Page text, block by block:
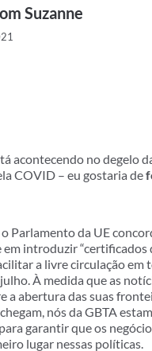
Suzanne
acontecendo no degelo
COVID – eu gostaria de
Parlamento da UE
em introduzir “certificados
a livre circulação em
À medida que as
a abertura das suas
nós da GBTA
garantir que os
lugar nessas políticas.